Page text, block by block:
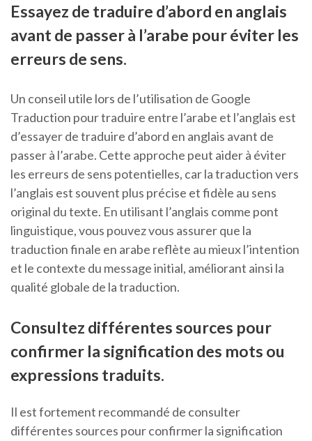
Essayez de traduire d’abord en anglais
avant de passer à l’arabe pour éviter les
erreurs de sens.
Un conseil utile lors de l’utilisation de Google
Traduction pour traduire entre l’arabe et l’anglais est
d’essayer de traduire d’abord en anglais avant de
passer à l’arabe. Cette approche peut aider à éviter
les erreurs de sens potentielles, car la traduction vers
l’anglais est souvent plus précise et fidèle au sens
original du texte. En utilisant l’anglais comme pont
linguistique, vous pouvez vous assurer que la
traduction finale en arabe reflète au mieux l’intention
et le contexte du message initial, améliorant ainsi la
qualité globale de la traduction.
Consultez différentes sources pour
confirmer la signification des mots ou
expressions traduits.
Il est fortement recommandé de consulter
différentes sources pour confirmer la signification